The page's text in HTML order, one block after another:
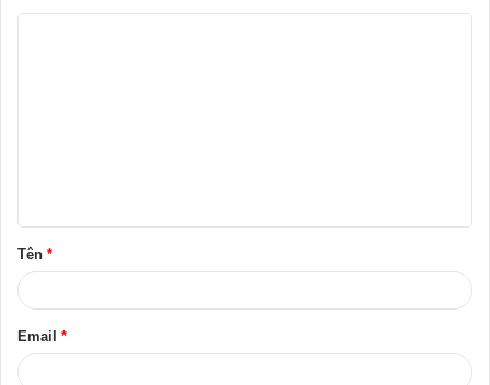
ậ
n
Tên *
Email *